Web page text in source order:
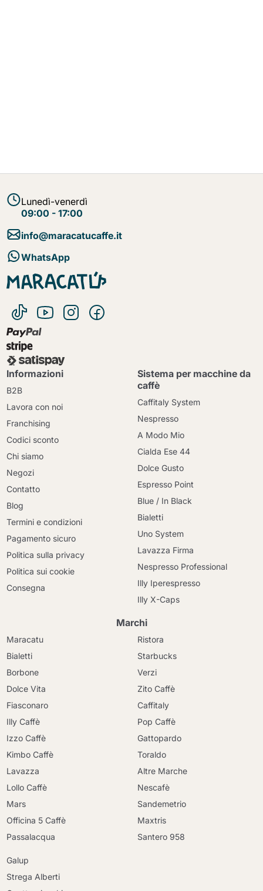
Lunedì-venerdì
09:00 - 17:00
info@maracatucaffe.it
WhatsApp
Informazioni
B2B
Lavora con noi
Franchising
Codici sconto
Chi siamo
Negozi
Contatto
Blog
Termini e condizioni
Pagamento sicuro
Politica sulla privacy
Politica sui cookie
Consegna
Sistema per macchine da
caffè
Caffitaly System
Nespresso
A Modo Mio
Cialda Ese 44
Dolce Gusto
Espresso Point
Blue / In Black
Bialetti
Uno System
Lavazza Firma
Nespresso Professional
Illy Iperespresso
Illy X-Caps
Marchi
Maracatu
Bialetti
Borbone
Dolce Vita
Fiasconaro
Illy Caffè
Izzo Caffè
Kimbo Caffè
Lavazza
Lollo Caffè
Mars
Officina 5 Caffè
Passalacqua
Ristora
Starbucks
Verzi
Zito Caffè
Caffitaly
Pop Caffè
Gattopardo
Toraldo
Altre Marche
Nescafè
Sandemetrio
Maxtris
Santero 958
Galup
Strega Alberti